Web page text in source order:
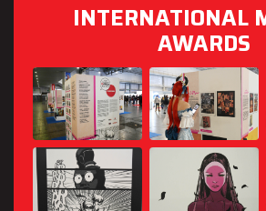
INTERNATIONAL
AWARDS